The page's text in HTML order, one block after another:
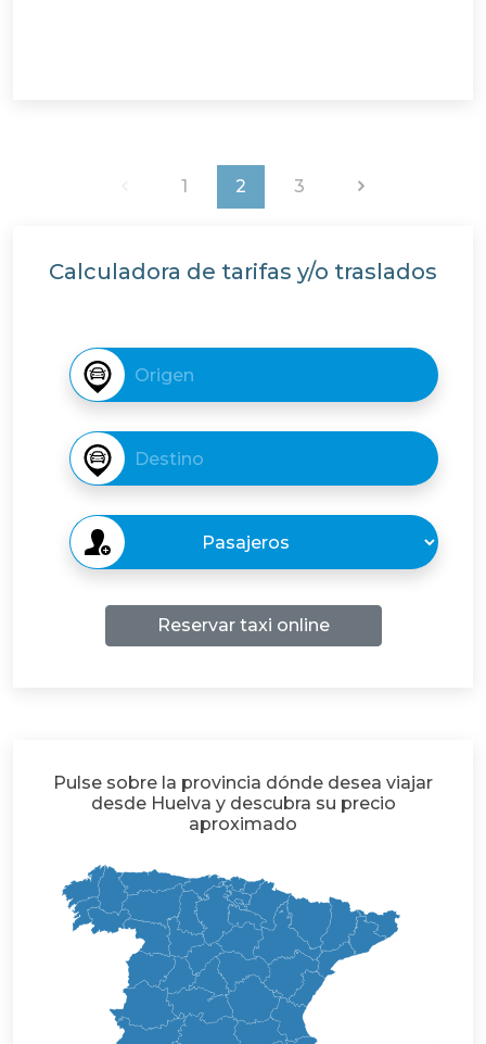
1 2 3
Calculadora de tarifas y/o traslados
Reservar taxi online
Pulse sobre la provincia dónde desea viajar
desde Huelva y descubra su precio
aproximado